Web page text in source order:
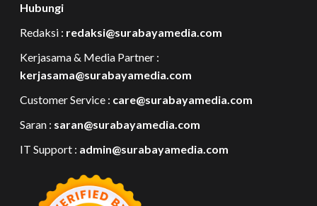
Hubungi
Redaksi : redaksi@surabayamedia.com
Kerjasama & Media Partner :
kerjasama@surabayamedia.com
Customer Service : care@surabayamedia.com
Saran : saran@surabayamedia.com
IT Support : admin@surabayamedia.com